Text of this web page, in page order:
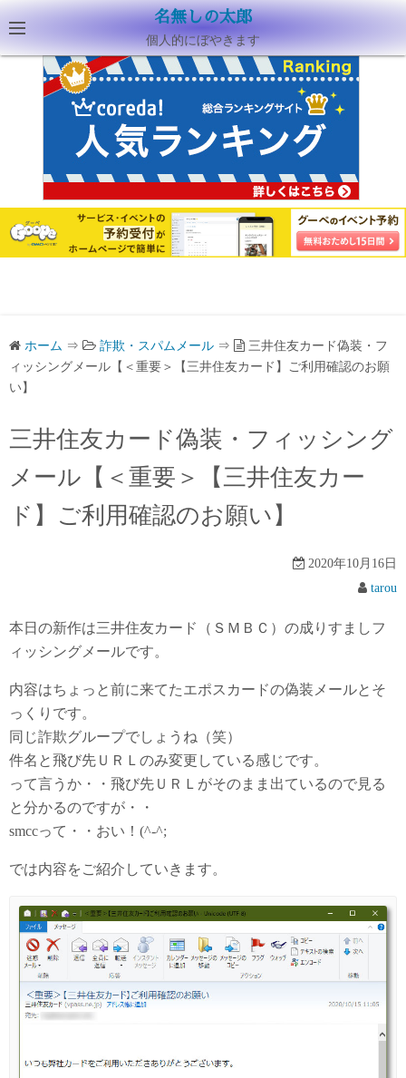
名無しの太郎
個人的にぼやきます
ホーム ⇒ 詐欺・スパムメール ⇒
三井住友カード偽装・フ
ィッシングメール【＜重要＞【三井住友カード】ご利用確認のお願
い】
三井住友カード偽装・フィッシング
メール【＜重要＞【三井住友カー
ド】ご利用確認のお願い】
2020年10月16日
tarou
本日の新作は三井住友カード（ＳＭＢＣ）の成りすましフ
ィッシングメールです。
内容はちょっと前に来てたエポスカードの偽装メールとそ
っくりです。
同じ詐欺グループでしょうね（笑）
件名と飛び先ＵＲＬのみ変更している感じです。
って言うか・・飛び先ＵＲＬがそのまま出ているので見る
と分かるのですが・・
smccって・・おい！(^-^;
では内容をご紹介していきます。